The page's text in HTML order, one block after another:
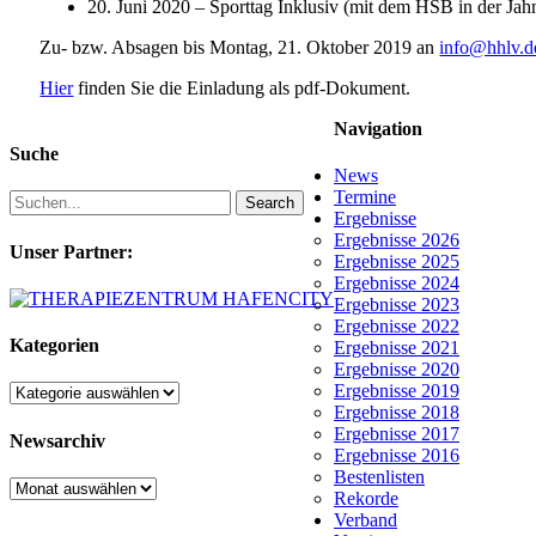
20. Juni 2020 – Sporttag Inklusiv (mit dem HSB in der
Zu- bzw. Absagen bis Montag, 21. Oktober 2019 an
Hierfinden Sie die Einladung als pdf-Dokument.
Suche
Search
Unser Partner:
Kategorien
Kategorien
Newsarchiv
Newsarchiv
Navigation
News
Termine
Ergebnisse
Ergebnisse 2026
Ergebnisse 2025
Ergebnisse 2024
Ergebnisse 2023
Ergebnisse 2022
Ergebnisse 2021
Ergebnisse 2020
Ergebnisse 2019
Ergebnisse 2018
Ergebnisse 2017
Ergebnisse 2016
Bestenlisten
Rekorde
Verband